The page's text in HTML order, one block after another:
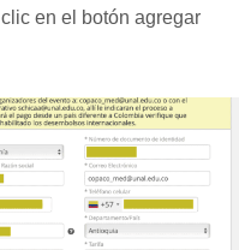
clic en el botón agregar